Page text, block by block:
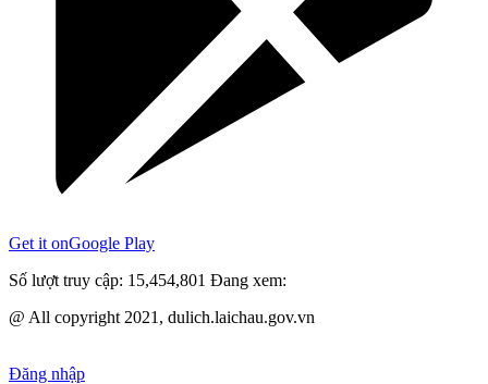
Get it onGoogle Play
Số lượt truy cập: 15,454,801 Đang xem:
@ All copyright 2021, dulich.laichau.gov.vn
Đăng nhập